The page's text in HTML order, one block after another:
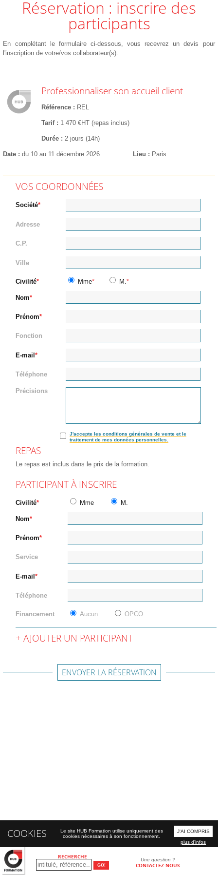
RECHERCHE Une question ?
CONTACTEZ-NOUS
Réservation : inscrire des
participants
En complétant le formulaire ci-dessous, vous recevrez un devis pour
l'inscription de votre/vos collaborateur(s).
Professionnaliser son accueil client
Référence REL
Tarif 1 470 €HT (repas inclus)
Durée 2 jours (14h)
Date du 10 au 11 décembre 2026 Lieu Paris
VOS COORDONNÉES
Société
Adresse
C.P.
Ville
Civilité Mme M.
Nom
Prénom
Fonction
E-mail
Téléphone
Précisions
J'accepte les conditions générales de vente et le
traitement de mes données personnelles.
REPAS
Le repas est inclus dans le prix de la formation.
PARTICIPANT À INSCRIRE
Civilité Mme M.
Nom
Prénom
Service
E-mail
Téléphone
Financement Aucun OPCO
AJOUTER UN PARTICIPANT
ENVOYER LA RÉSERVATION
COOKIES
Le site HUB Formation utilise uniquement des
cookies nécessaires à son fonctionnement.
J'AI COMPRIS
plus d'infos